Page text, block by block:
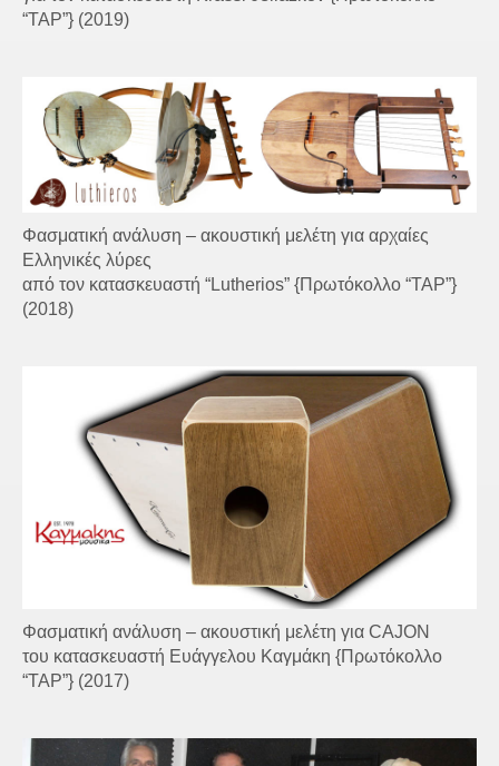
“TAP”} (2019)
Φασματική ανάλυση – ακουστική μελέτη για αρχαίες
Ελληνικές λύρες
από τον κατασκευαστή “Lutherios” {Πρωτόκολλο “TAP”}
(2018)
Φασματική ανάλυση – ακουστική μελέτη για CAJON
του κατασκευαστή Ευάγγελου Καγμάκη {Πρωτόκολλο
“TAP”} (2017)